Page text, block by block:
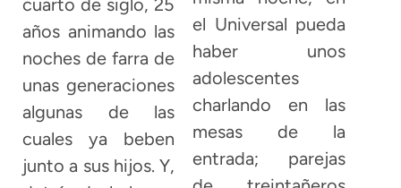
cuarto de siglo, 25
años animando las
noches de farra de
unas generaciones
algunas de las
cuales ya beben
junto a sus hijos. Y,
el Universal pueda
haber unos
adolescentes
charlando en las
mesas de la
entrada; parejas